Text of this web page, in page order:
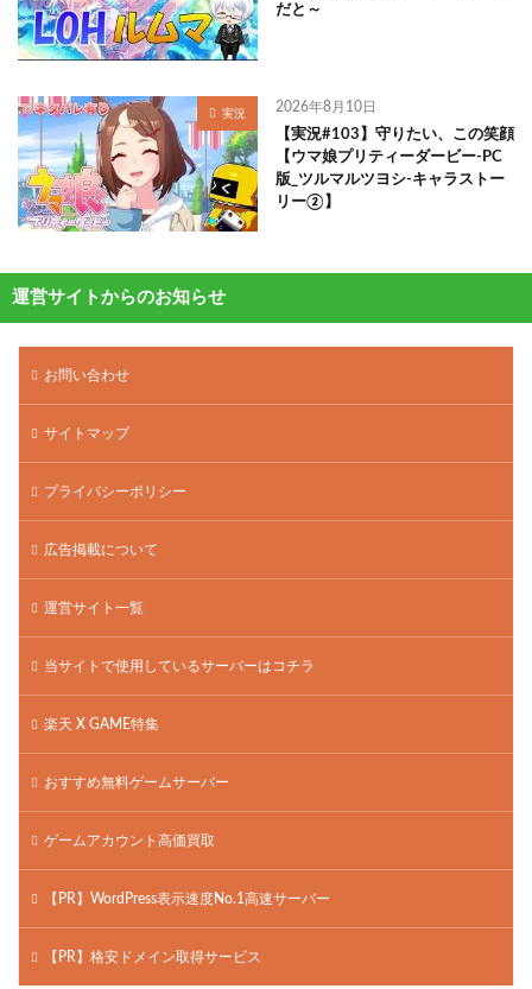
だと～
実況 2026年8月10日
【実況#103】守りたい、この笑顔
【ウマ娘プリティーダービー-PC
版_ツルマルツヨシ-キャラストー
リー②】
運営サイトからのお知らせ
お問い合わせ
サイトマップ
プライバシーポリシー
広告掲載について
運営サイト一覧
当サイトで使用しているサーバーはコチラ
楽天 X GAME特集
おすすめ無料ゲームサーバー
ゲームアカウント高価買取
【PR】WordPress表示速度No.1高速サーバー
【PR】格安ドメイン取得サービス